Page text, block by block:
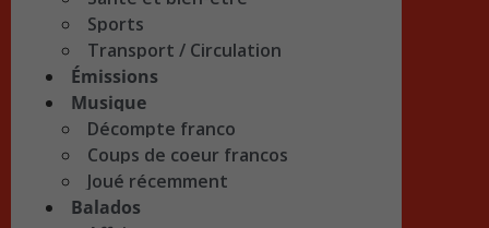
Sports
Transport / Circulation
Émissions
Musique
Décompte franco
Coups de coeur francos
Joué récemment
Balados